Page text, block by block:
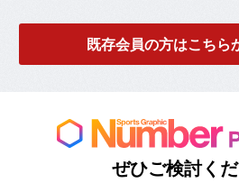
既存会員の方はこちら
ぜひご検討くだ